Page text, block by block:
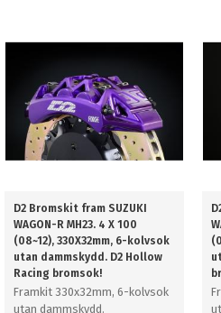
D2 Bromskit fram SUZUKI
WAGON-R MH23. 4 X 100
(08~12), 330X32mm, 6-kolvsok
utan dammskydd. D2 Hollow
Racing bromsok!
Framkit 330x32mm, 6-kolvsok
utan dammskydd.